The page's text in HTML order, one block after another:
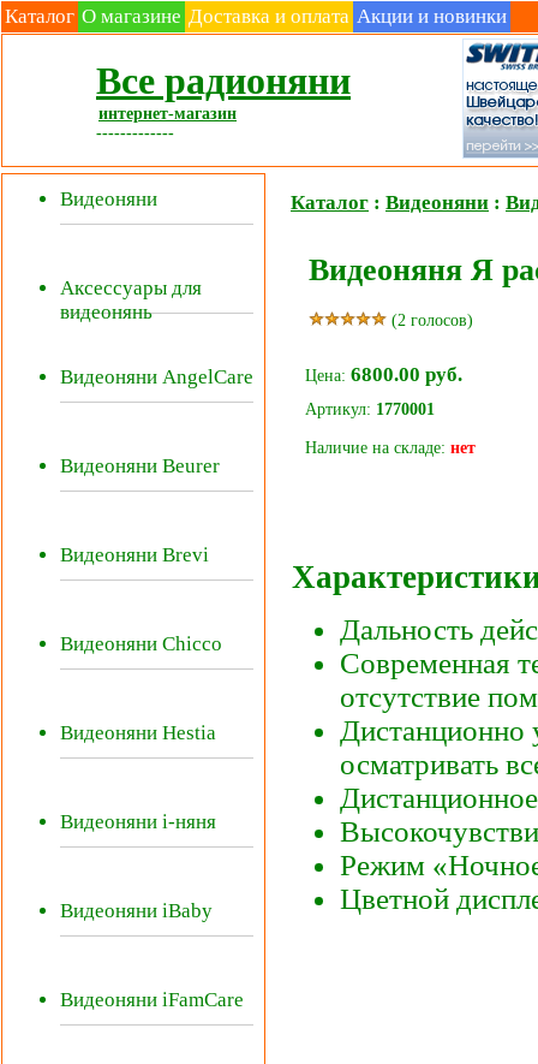
Каталог О магазине Доставка и оплата Акции и новинки
Все радионяни
интернет-магазин
-------------
Видеоняни
Аксессуары для
видеонянь
Видеоняни AngelCare
Видеоняни Beurer
Видеоняни Brevi
Видеоняни Chicco
Видеоняни Hestia
Видеоняни i-няня
Видеоняни iBaby
Видеоняни iFamCare
Каталог : Видеоняни :
Видеоняня Я
(2 голосов)
Цена: 6800.00 руб.
Артикул: 1770001
Наличие на складе: нет
Дальность
Современная
отсутствие
Дистанционно
осматривать
Режим
Цветной